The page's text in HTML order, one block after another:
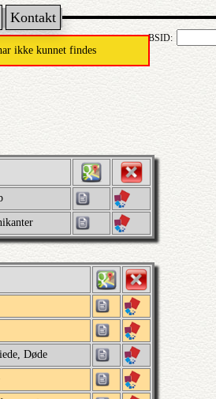
Kontakt
BSID:
ikke kunnet findes
Døde